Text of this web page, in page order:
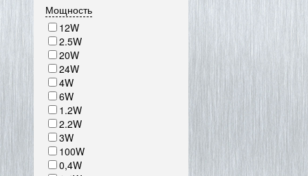
Мощность
12W
2.5W
20W
24W
4W
6W
1.2W
2.2W
3W
100W
0,4W